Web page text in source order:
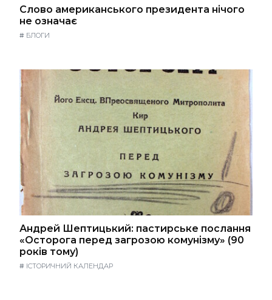
Слово американського президента нічого
не означає
# БЛОГИ
Андрей Шептицький: пастирське послання
«Осторога перед загрозою комунізму» (90
років тому)
# ІСТОРИЧНИЙ КАЛЕНДАР